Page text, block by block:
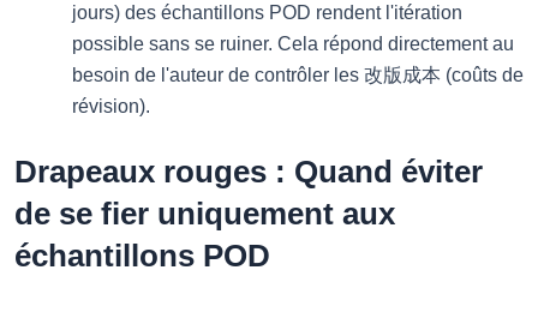
jours) des échantillons POD rendent l'itération
possible sans se ruiner. Cela répond directement au
besoin de l'auteur de contrôler les 改版成本 (coûts de
révision).
Drapeaux rouges : Quand éviter
de se fier uniquement aux
échantillons POD